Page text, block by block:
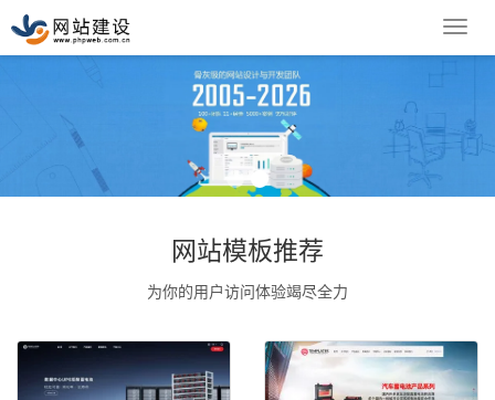
导
航
网站模板推荐
为你的用户访问体验竭尽全力